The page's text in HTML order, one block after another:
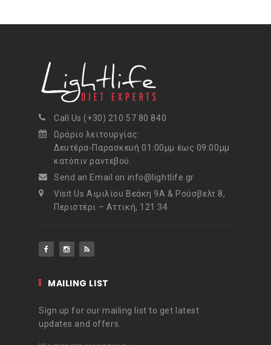
Call Us (+30) 210 57 80 840
Ωράριο λειτουργίας:
Δευτέρα-Παρασκευή 01:00μμ έως 09:00μμ
κατόπιν ραντεβού.
Send an Email on info@lightlife.gr
Visit Us Αιμιλίου Βεάκη 9Α & Ρούσβελτ 8,
Περιστέρι – Αττική, 121 34
MAILING LIST
Sign up for our mailing list to get latest
updates and offers.